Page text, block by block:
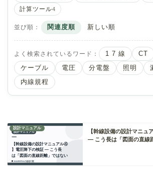
計算ツール4
並び順： 関連度順 新しい順
よく検索されているワード： 1 7 線 CT
ケーブル
電圧 分電盤 照明
内線規程
設計マニュアル
【幹線設備の設計マニュ
― こう長は「図面の直線